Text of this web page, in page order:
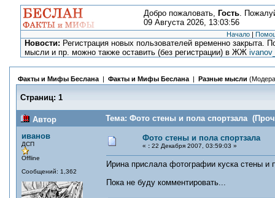
Добро пожаловать, Гость.
09 Августа 2026, 13:03:56
Начало |
Новости: Регистрация новых пользователей временно закрыта.
мысли и пр. можно также оставить (без регистрации) в ЖЖ
Факты и Мифы Беслана | Факты и Мифы Беслана | Разные мысли
Страниц: 1
Автор
Тема: Фото стены и пола спортзала
иванов
ДСП
Offline
Сообщений: 1,362
Фото стены и пола спортзала
« : 22 Декабря 2007, 03:59:03 »
Ирина прислала фотографии куска стены
Пока не буду комментировать...